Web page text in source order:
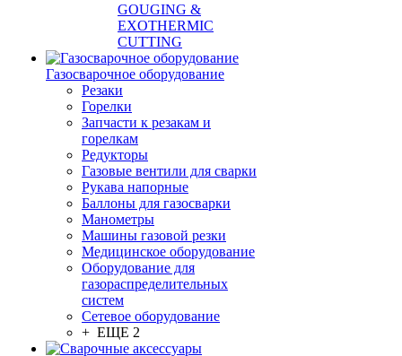
GOUGING &
EXOTHERMIC
CUTTING
Газосварочное оборудование
Резаки
Горелки
Запчасти к резакам и
горелкам
Редукторы
Газовые вентили для сварки
Рукава напорные
Баллоны для газосварки
Манометры
Машины газовой резки
Медицинское оборудование
Оборудование для
газораспределительных
систем
Сетевое оборудование
+ ЕЩЕ 2